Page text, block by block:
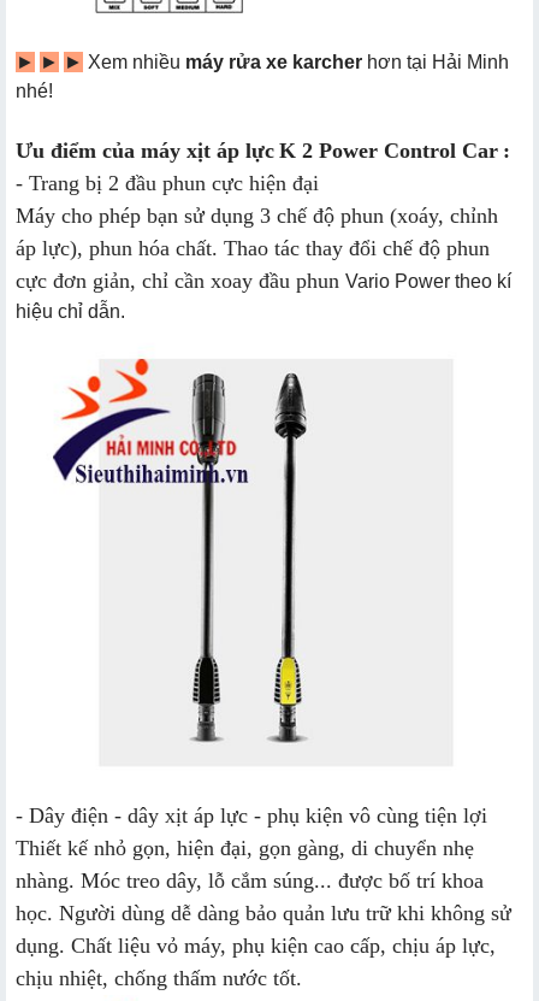
► ► ► Xem nhiều máy rửa xe karcher hơn tại Hải Minh
nhé!
Ưu điểm của máy xịt áp lực K 2 Power Control Car :
- Trang bị 2 đầu phun cực hiện đại
Máy cho phép bạn sử dụng 3 chế độ phun (xoáy, chỉnh
áp lực), phun hóa chất. Thao tác thay đổi chế độ phun
cực đơn giản, chỉ cần xoay đầu phun Vario Power theo kí
hiệu chỉ dẫn.
- Dây điện - dây xịt áp lực - phụ kiện vô cùng tiện lợi
Thiết kế nhỏ gọn, hiện đại, gọn gàng, di chuyển nhẹ
nhàng. Móc treo dây, lỗ cắm súng... được bố trí khoa
học. Người dùng dễ dàng bảo quản lưu trữ khi không sử
dụng. Chất liệu vỏ máy, phụ kiện cao cấp, chịu áp lực,
chịu nhiệt, chống thấm nước tốt.